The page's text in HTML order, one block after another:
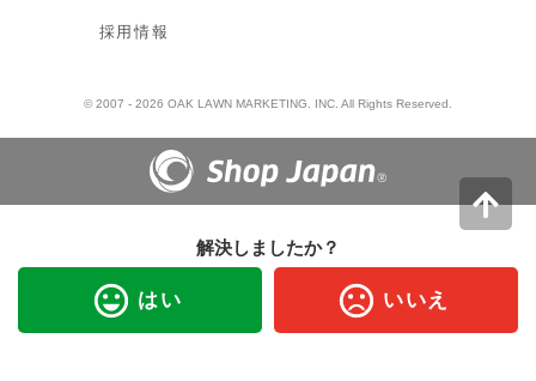
解決しましたか？
はい いいえ
採用情報
© 2007 - 2026 OAK LAWN MARKETING. INC. All Rights Reserved.